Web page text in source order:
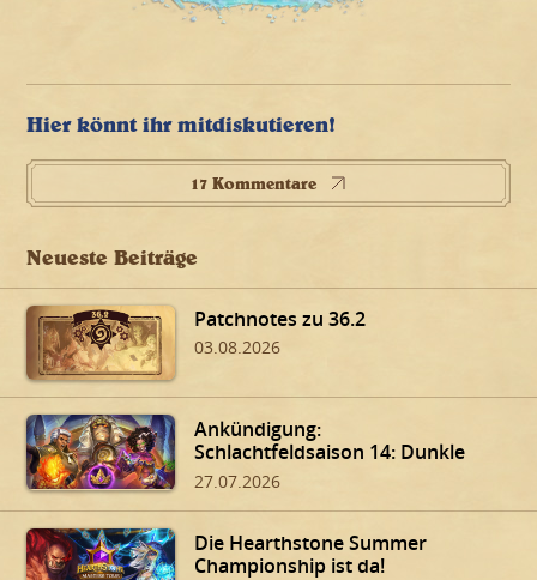
Hier könnt ihr mitdiskutieren!
17 Kommentare
Neueste Beiträge
Patchnotes zu 36.2
03.08.2026
Ankündigung:
Schlachtfeldsaison 14: Dunkle
Gaben von Dalaran!
27.07.2026
Die Hearthstone Summer
Championship ist da!